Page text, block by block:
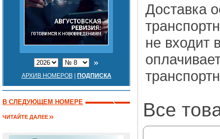
АРХИВ НОМЕРОВ| ПОДПИСКА
В СЛЕДУЮЩЕМ НОМЕРЕ
ЧИТАЙТЕ ДАЛЕЕ
Доставка
не входит
Все